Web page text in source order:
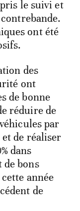
le suivi et
ont été
des
ont
de bonne
réduire de
par
et de réaliser
dans
de bons
année
de